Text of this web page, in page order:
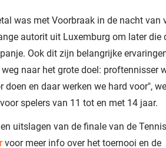
was met Voorbraak in de nacht van
autorit uit Luxemburg om later die
Ook dit zijn belangrijke
naar het grote doel: proftennisser
en daar werken we hard voor",
spelers van 11 tot en met 14 jaar.
uitslagen van de finale van de
voor meer info over het toernooi en de